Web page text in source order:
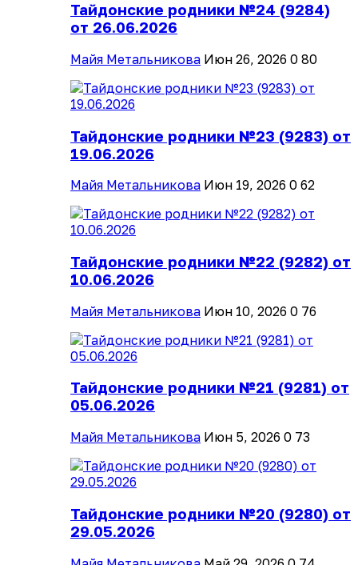
Тайдонские родники №24 (9284)
от 26.06.2026
Майя Метальникова Июн 26, 2026 0 80
Тайдонские родники №23 (9283) от
19.06.2026
Майя Метальникова Июн 19, 2026 0 62
Тайдонские родники №22 (9282) от
10.06.2026
Майя Метальникова Июн 10, 2026 0 76
Тайдонские родники №21 (9281) от
05.06.2026
Майя Метальникова Июн 5, 2026 0 73
Тайдонские родники №20 (9280) от
29.05.2026